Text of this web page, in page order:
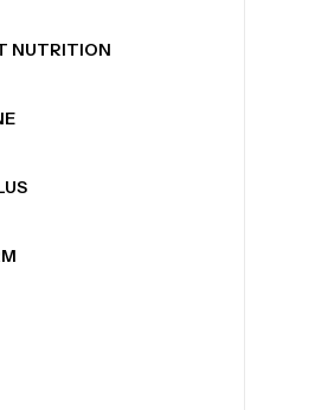
NUTRITION